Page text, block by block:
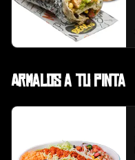
Armalos a tu pinta